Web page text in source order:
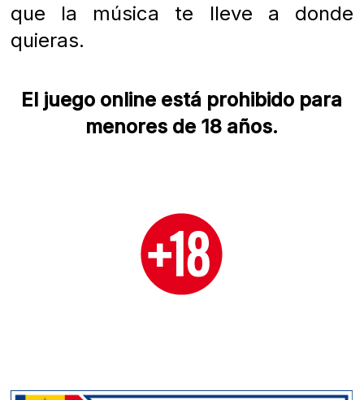
que la música te lleve a donde
quieras.
El juego online está prohibido para
menores de 18 años.